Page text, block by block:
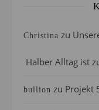
Christina zu
Halber Alltag ist
bullion zu Projekt